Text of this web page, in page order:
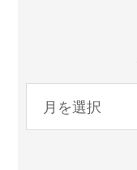
コ